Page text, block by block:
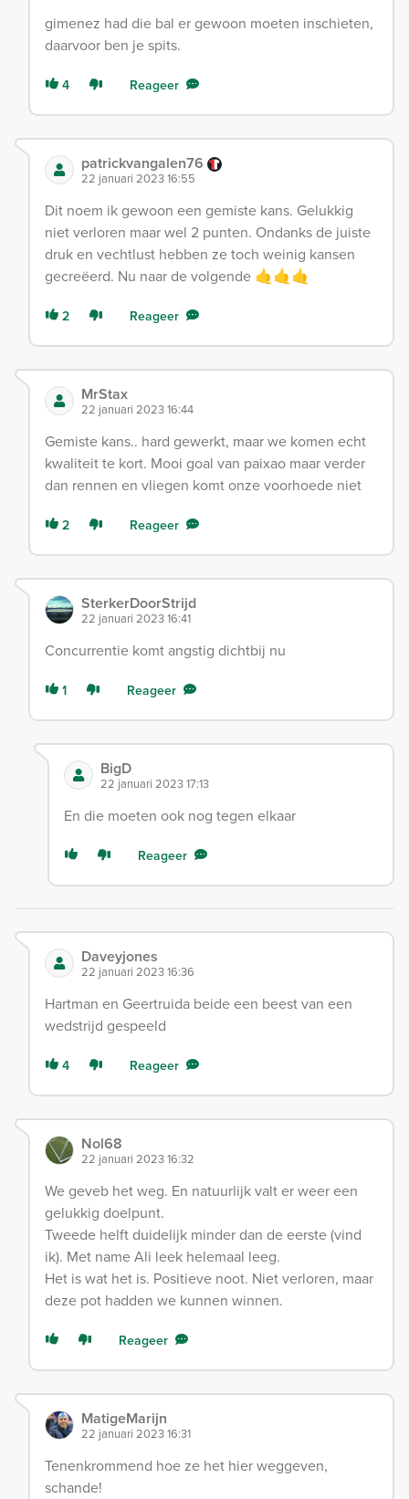
gimenez had die bal er gewoon moeten inschieten,
daarvoor ben je spits.
4 Reageer
patrickvangalen76
22 januari 2023 16:55
Dit noem ik gewoon een gemiste kans. Gelukkig
niet verloren maar wel 2 punten. Ondanks de juiste
druk en vechtlust hebben ze toch weinig kansen
gecreëerd. Nu naar de volgende 🤙🤙🤙
2 Reageer
MrStax
22 januari 2023 16:44
Gemiste kans.. hard gewerkt, maar we komen echt
kwaliteit te kort. Mooi goal van paixao maar verder
dan rennen en vliegen komt onze voorhoede niet
2 Reageer
SterkerDoorStrijd
22 januari 2023 16:41
Concurrentie komt angstig dichtbij nu
1 Reageer
BigD
22 januari 2023 17:13
En die moeten ook nog tegen elkaar
Reageer
Daveyjones
22 januari 2023 16:36
Hartman en Geertruida beide een beest van een
wedstrijd gespeeld
4 Reageer
Nol68
22 januari 2023 16:32
We geveb het weg. En natuurlijk valt er weer een
gelukkig doelpunt.
Tweede helft duidelijk minder dan de eerste (vind
ik). Met name Ali leek helemaal leeg.
Het is wat het is. Positieve noot. Niet verloren, maar
deze pot hadden we kunnen winnen.
Reageer
MatigeMarijn
22 januari 2023 16:31
Tenenkrommend hoe ze het hier weggeven,
schande!